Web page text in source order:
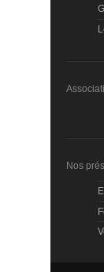
Nos